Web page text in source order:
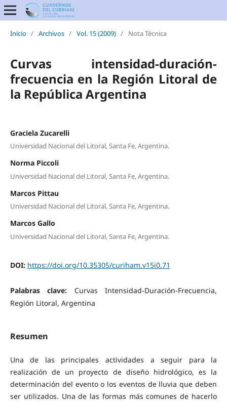
Inicio / Archivos / Vol. 15 (2009) / Nota Técnica
Curvas intensidad-duración-
frecuencia en la Región Litoral de
la República Argentina
Graciela Zucarelli
Universidad Nacional del Litoral, Santa Fe, Argentina.
Norma Piccoli
Universidad Nacional del Litoral, Santa Fe, Argentina.
Marcos Pittau
Universidad Nacional del Litoral, Santa Fe, Argentina.
Marcos Gallo
Universidad Nacional del Litoral, Santa Fe, Argentina.
DOI: https://doi.org/10.35305/curiham.v15i0.71
Palabras clave: Curvas Intensidad-Duración-Frecuencia,
Región Litoral, Argentina
Resumen
Una de las principales actividades a seguir para la
realización de un proyecto de diseño hidrológico, es la
determinación del evento o los eventos de lluvia que deben
ser utilizados. Una de las formas más comunes de hacerlo